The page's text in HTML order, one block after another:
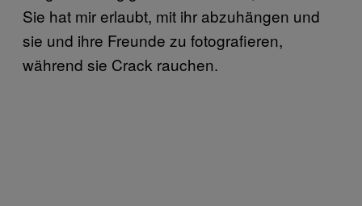
Sie hat mir erlaubt, mit ihr abzuhängen und
sie und ihre Freunde zu fotografieren,
während sie Crack rauchen.